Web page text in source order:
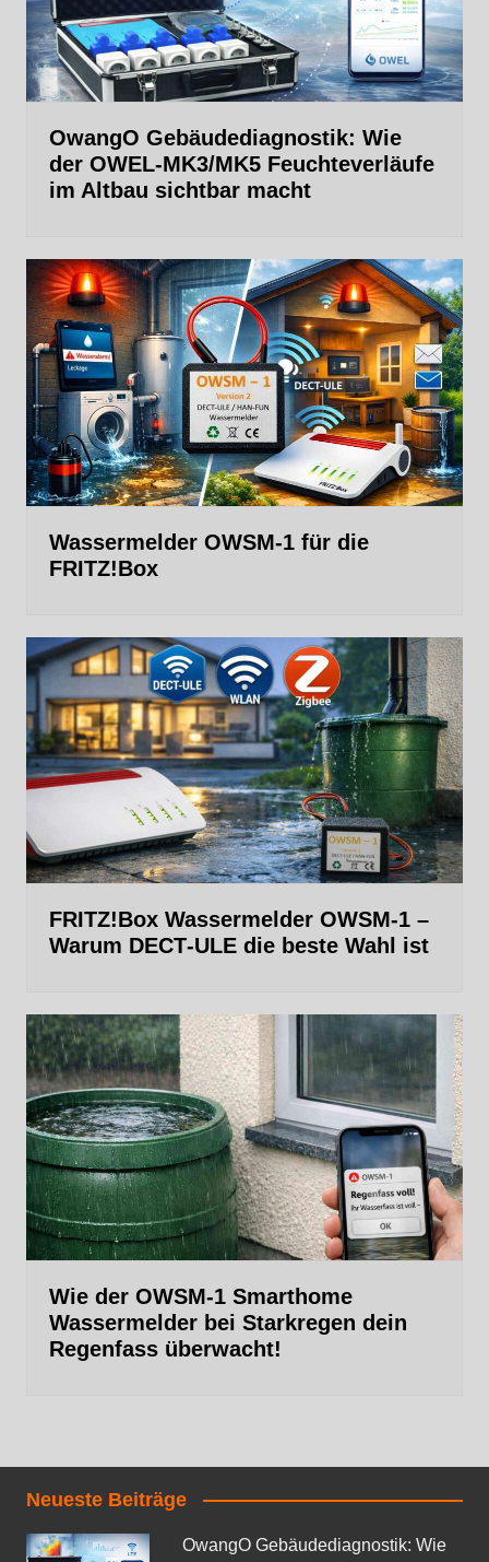
OwangO Gebäudediagnostik: Wie
der OWEL‑MK3/MK5 Feuchteverläufe
im Altbau sichtbar macht
Wassermelder OWSM‑1 für die
FRITZ!Box
FRITZ!Box Wassermelder OWSM-1 –
Warum DECT‑ULE die beste Wahl ist
Wie der OWSM‑1 Smarthome
Wassermelder bei Starkregen dein
Regenfass überwacht!
Neueste Beiträge
OwangO Gebäudediagnostik: Wie